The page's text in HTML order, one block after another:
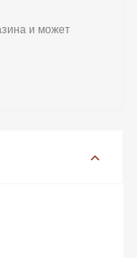
и может